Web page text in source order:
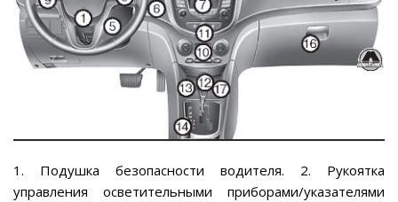
1. Подушка безопасности водителя. 2. Рукоятка
управления осветительными приборами/указателями